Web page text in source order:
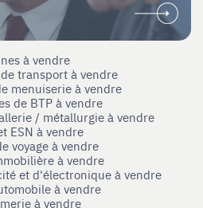
à vendre
transport à vendre
menuiserie à vendre
de BTP à vendre
/ métallurgie à vendre
ESN à vendre
voyage à vendre
à vendre
et d'électronique à vendre
à vendre
à vendre